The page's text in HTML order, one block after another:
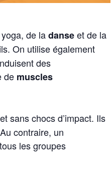
de ladanseet de la
On utilise également
des
de muscles
sans chocs d’impact. Ils
contraire, un
les groupes